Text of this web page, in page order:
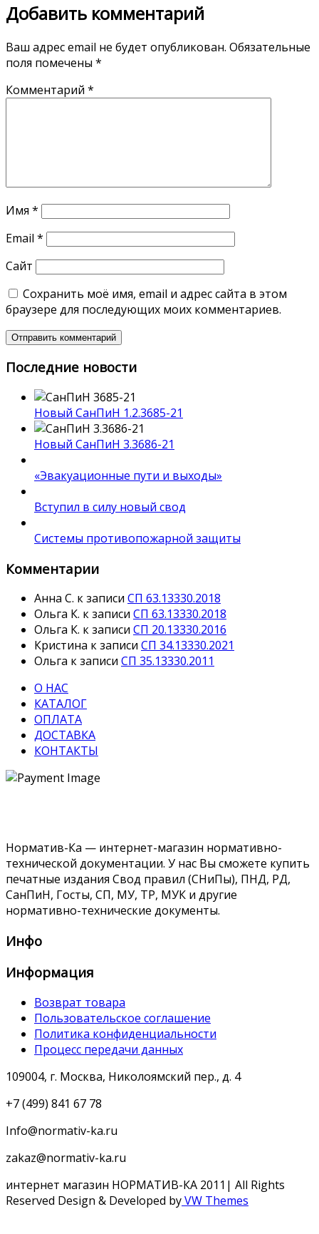
Добавить комментарий
Ваш адрес email не будет опубликован. Обязательные
поля помечены *
Комментарий *
Имя *
Email *
Сайт
Сохранить моё имя, email и адрес сайта в этом
браузере для последующих моих комментариев.
Последние новости
Новый СанПиН 1.2.3685-21
Новый СанПиН 3.3686-21
«Эвакуационные пути и выходы»
Вступил в силу новый свод
Системы противопожарной защиты
Комментарии
Анна С. к записи СП 63.13330.2018
Ольга К. к записи СП 63.13330.2018
Ольга К. к записи СП 20.13330.2016
Кристина к записи СП 34.13330.2021
Ольга к записи СП 35.13330.2011
О НАС
КАТАЛОГ
ОПЛАТА
ДОСТАВКА
КОНТАКТЫ
Норматив-Ка — интернет-магазин нормативно-
технической документации. У нас Вы сможете купить
печатные издания Свод правил (СНиПы), ПНД, РД,
СанПиН, Госты, СП, МУ, ТР, МУК и другие
нормативно-технические документы.
Инфо
Информация
Возврат товара
Пользовательское соглашение
Политика конфиденциальности
Процесс передачи данных
109004, г. Москва, Николоямский пер., д. 4
+7 (499) 841 67 78
Info@normativ-ka.ru
zakaz@normativ-ka.ru
интернет магазин НОРМАТИВ-КА 2011| All Rights
Reserved Design & Developed byVW Themes